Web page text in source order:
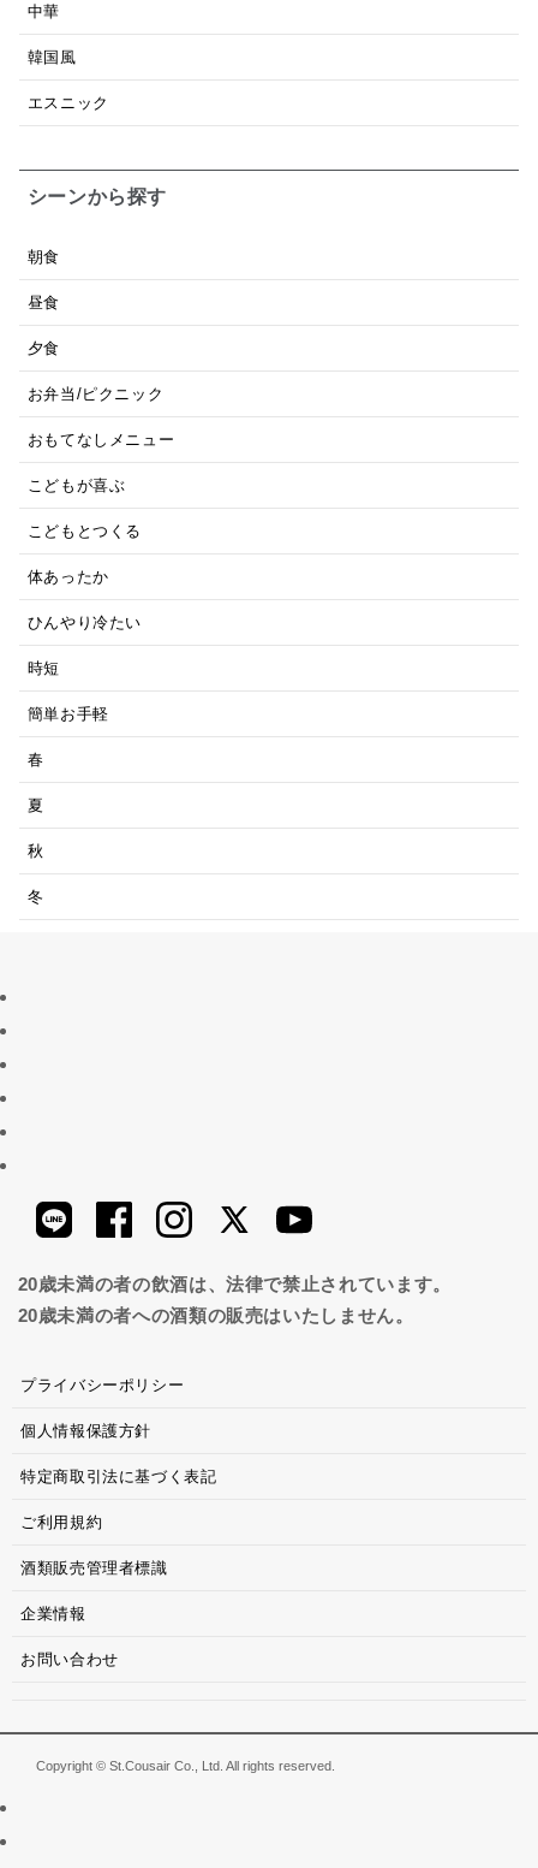
中華
韓国風
エスニック
シーンから探す
朝食
昼食
夕食
お弁当/ピクニック
おもてなしメニュー
こどもが喜ぶ
こどもとつくる
体あったか
ひんやり冷たい
時短
簡単お手軽
春
夏
秋
冬
20歳未満の者の飲酒は、法律で禁止されています。
20歳未満の者への酒類の販売はいたしません。
プライバシーポリシー
個人情報保護方針
特定商取引法に基づく表記
ご利用規約
酒類販売管理者標識
企業情報
お問い合わせ
Copyright © St.Cousair Co., Ltd. All rights reserved.